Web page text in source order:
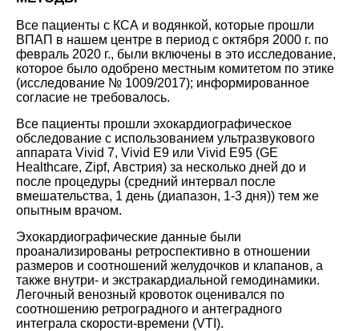
Все пациенты с КСА и водянкой, которые прошли
ВПАП в нашем центре в период с октября 2000 г. по
февраль 2020 г., были включены в это исследование,
которое было одобрено местным комитетом по этике
(исследование № 1009/2017); информированное
согласие не требовалось.
Все пациенты прошли эхокардиографическое
обследование с использованием ультразвукового
аппарата Vivid 7, Vivid E9 или Vivid E95 (GE
Healthcare, Zipf, Австрия) за несколько дней до и
после процедуры (средний интервал после
вмешательства, 1 день (диапазон, 1-3 дня)) тем же
опытным врачом.
Эхокардиографические данные были
проанализированы ретроспективно в отношении
размеров и соотношений желудочков и клапанов, а
также внутри- и экстракардиальной гемодинамики.
Легочный венозный кровоток оценивался по
соотношению ретроградного и антеградного
интеграла скорости-времени (VTI).